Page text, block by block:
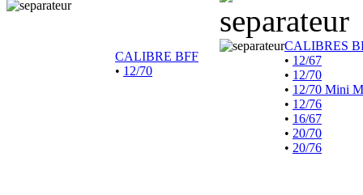
CALIBRE BFF
• 12/70
CALIBRES
• 12/67
• 12/70
• 12/70 Mini
• 12/76
• 16/67
• 20/70
• 20/76